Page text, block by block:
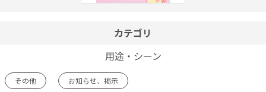
カテゴリ
用途・シーン
その他 お知らせ、掲示